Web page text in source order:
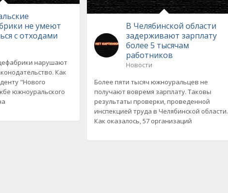
не умеют
с отходами
нарушают
Как
"Нового
южноуральского
В Челябинской области
задерживают зарплату
более 5 тысячам
работников
Новости
Более пяти тысяч южноуральцев не
получают вовремя зарплату. Таковы
результаты проверки, проведенной
инспекцией труда в Челябинской области.
Как оказалось, 57 организаций